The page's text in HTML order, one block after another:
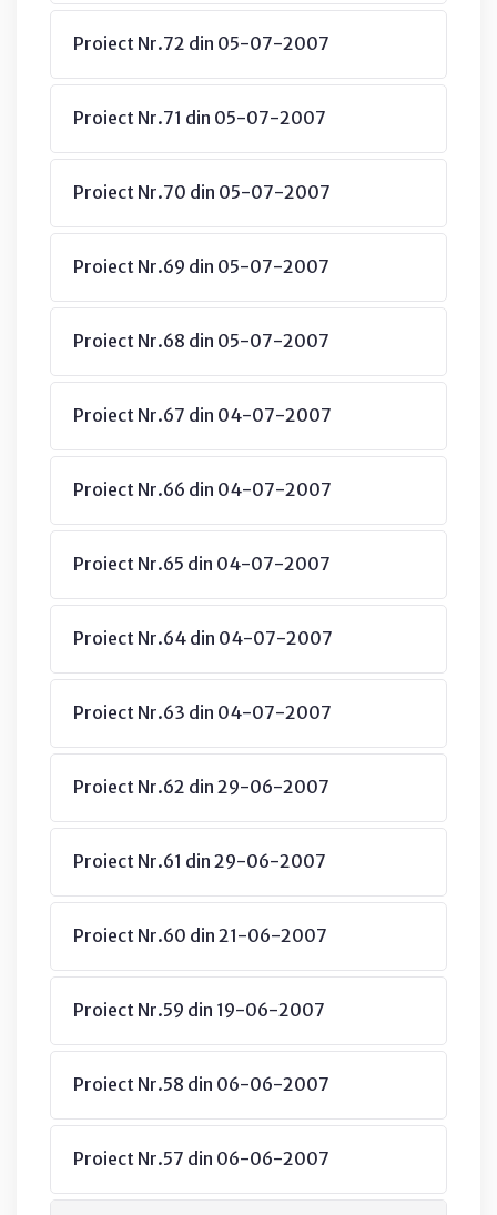
Proiect Nr.72 din 05-07-2007
Proiect Nr.71 din 05-07-2007
Proiect Nr.70 din 05-07-2007
Proiect Nr.69 din 05-07-2007
Proiect Nr.68 din 05-07-2007
Proiect Nr.67 din 04-07-2007
Proiect Nr.66 din 04-07-2007
Proiect Nr.65 din 04-07-2007
Proiect Nr.64 din 04-07-2007
Proiect Nr.63 din 04-07-2007
Proiect Nr.62 din 29-06-2007
Proiect Nr.61 din 29-06-2007
Proiect Nr.60 din 21-06-2007
Proiect Nr.59 din 19-06-2007
Proiect Nr.58 din 06-06-2007
Proiect Nr.57 din 06-06-2007